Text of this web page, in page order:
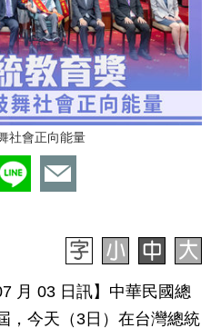
社會正向能量
月 03 日訊】中華民國總
，今天（3日）在台灣總統